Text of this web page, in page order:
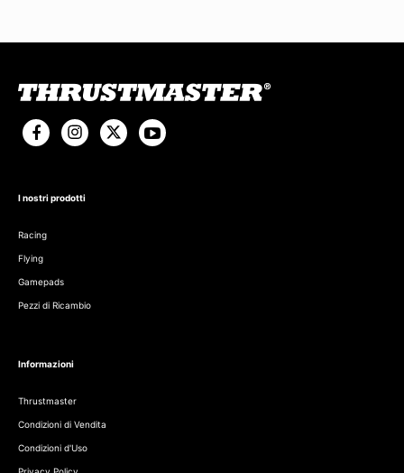
I nostri prodotti
Racing
Flying
Gamepads
Pezzi di Ricambio
Informazioni
Thrustmaster
Condizioni di Vendita
Condizioni d'Uso